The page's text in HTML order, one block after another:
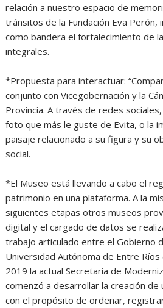
relación a nuestro espacio de
tránsitos de la Fundación Eva Perón,
como bandera el fortalecimiento de
integrales.
*Propuesta para interactuar:
conjunto con Vicegobernación y la
Provincia. A través de redes
foto que más le guste de Evita, o la
paisaje relacionado a su figura y su
social.
*El Museo está llevando a cabo el
patrimonio en una plataforma. A la
siguientes etapas otros museos
digital y el cargado de datos se
trabajo articulado entre el Gobierno
Universidad Autónoma de Entre Ríos
2019 la actual Secretaría de
comenzó a desarrollar la creación de
con el propósito de ordenar,